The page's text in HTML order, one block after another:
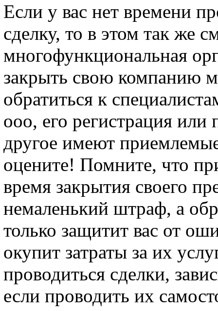
Если у вас нет времени
сделку, то в этом так же
многофункциональная
закрыть свою компанию
обратиться к
ооо, его регистрация или
другое имеют
оцените! Помните, что
время закрытия своего
немаленький штраф, а
только защитит вас от
окупит затраты за их
проводиться сделки,
если проводить их